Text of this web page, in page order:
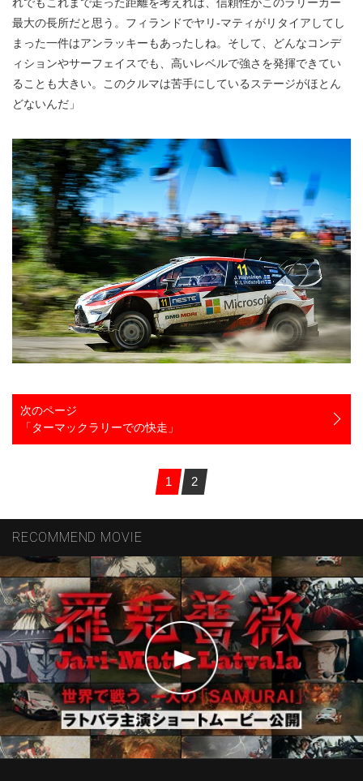
れでもこれまで走った距離を考えれば、信頼性がこのラリーカー
最大の長所だと思う。フィランドでヤリ-マティがリタイアしてし
まった一件はアンラッキーもあったしね。そして、どんなコンデ
ィションやサーフェイスでも、高いレベルで強さを発揮できてい
ることも大きい。このクルマは苦手にしているステージがほとん
どないんだ」
次のページ
「ターマックラリーでの快走」
1 2
RECOMMEND MOVIE